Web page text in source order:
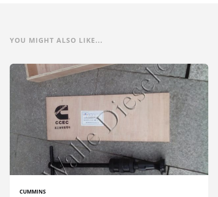
YOU MIGHT ALSO LIKE...
CUMMINS